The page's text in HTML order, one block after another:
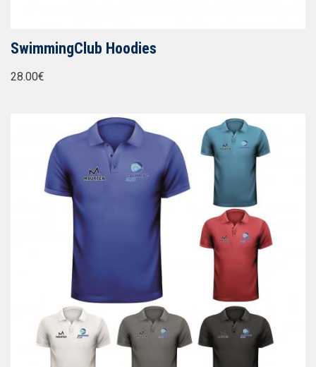
SwimmingClub Hoodies
28.00€